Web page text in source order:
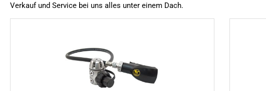
Verkauf und Service bei uns alles unter einem Dach.